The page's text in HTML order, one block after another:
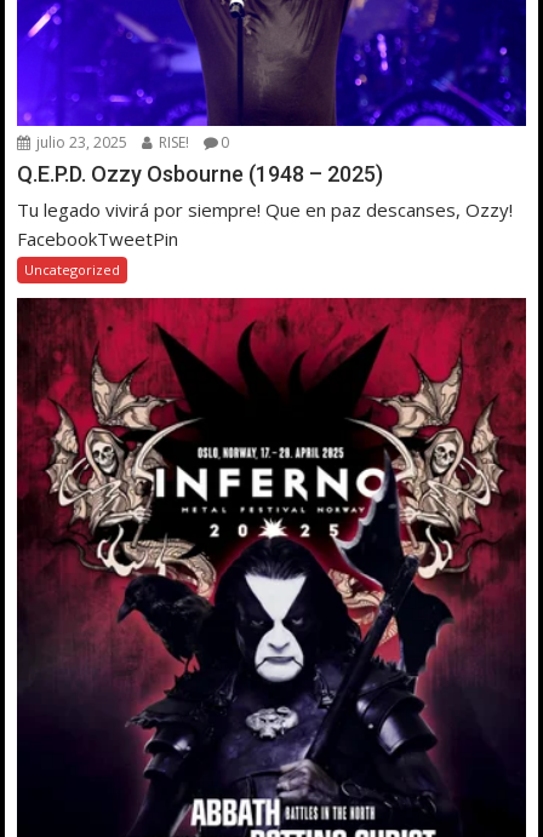
julio 23, 2025 RISE! 0
Q.E.P.D. Ozzy Osbourne (1948 – 2025)
Tu legado vivirá por siempre! Que en paz descanses, Ozzy!
FacebookTweetPin
Uncategorized